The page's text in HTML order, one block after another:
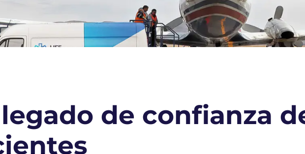
de confianza